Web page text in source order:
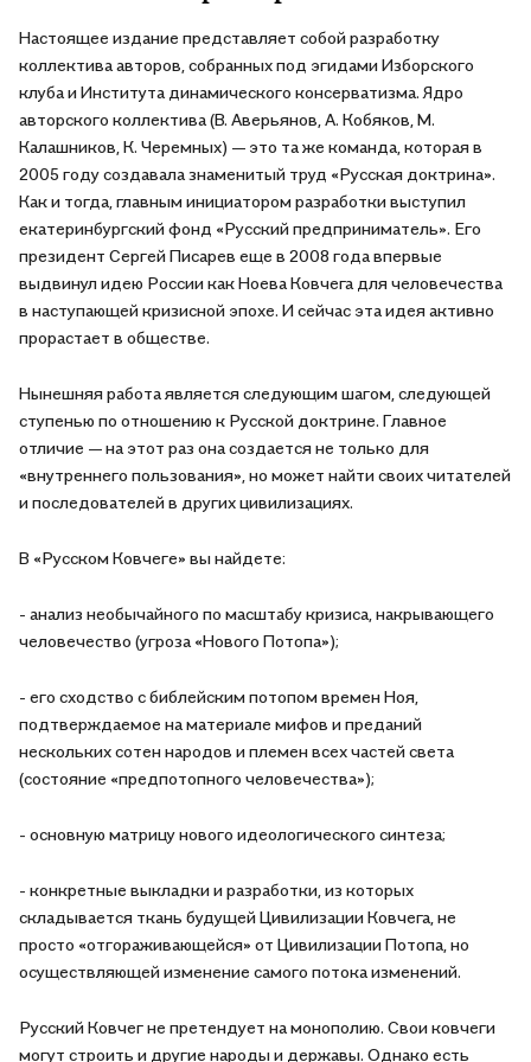
именно: транснациональной системы финансового и
корпоративного управления мировым хозяйством,
проникающей повсюду посредством новейших технологий
глобальной Антисистемы, разрушающей традиционного
человека и классические культуры.
Наш долг ясно и нелицеприятно свидетельствовать об этих
угрозах и их причинах. Хотя в Русском Ковчеге главное не
критика, а конструктивный проект преодоления Потопа,
выживания через развитие.
Настоящее издание представляет собой разработку
коллектива авторов, собранных под эгидами Изборского
клуба и Института динамического консерватизма. Ядро
авторского коллектива (В. Аверьянов, А. Кобяков, М.
Калашников, К. Черемных) — это та же команда, которая в
2005 году создавала знаменитый труд «Русская доктрина».
Как и тогда, главным инициатором разработки выступил
екатеринбургский фонд «Русский предприниматель». Его
президент Сергей Писарев еще в 2008 года впервые
выдвинул идею России как Ноева Ковчега для человечества
в наступающей кризисной эпохе. И сейчас эта идея активно
прорастает в обществе.
Нынешняя работа является следующим шагом, следующей
ступенью по отношению к Русской доктрине. Главное
отличие — на этот раз она создается не только для
«внутреннего пользования», но может найти своих читателей
и последователей в других цивилизациях.
В «Русском Ковчеге» вы найдете:
- анализ необычайного по масштабу кризиса, накрывающего
человечество (угроза «Нового Потопа»);
- его сходство с библейским потопом времен Ноя,
подтверждаемое на материале мифов и преданий
нескольких сотен народов и племен всех частей света
(состояние «предпотопного человечества»);
- основную матрицу нового идеологического синтеза;
- конкретные выкладки и разработки, из которых
складывается ткань будущей Цивилизации Ковчега, не
просто «отгораживающейся» от Цивилизации Потопа, но
осуществляющей изменение самого потока изменений.
Русский Ковчег не претендует на монополию. Свои ковчеги
могут строить и другие народы и державы. Однако есть